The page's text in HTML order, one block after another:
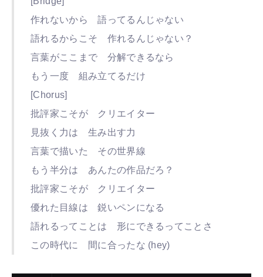
作れないから 語ってるんじゃない
語れるからこそ 作れるんじゃない？
言葉がここまで 分解できるなら
もう一度 組み立てるだけ
[Chorus]
批評家こそが クリエイター
見抜く力は 生み出す力
言葉で描いた その世界線
もう半分は あんたの作品だろ？
批評家こそが クリエイター
優れた目線は 鋭いペンになる
語れるってことは 形にできるってことさ
この時代に 間に合ったな (hey)